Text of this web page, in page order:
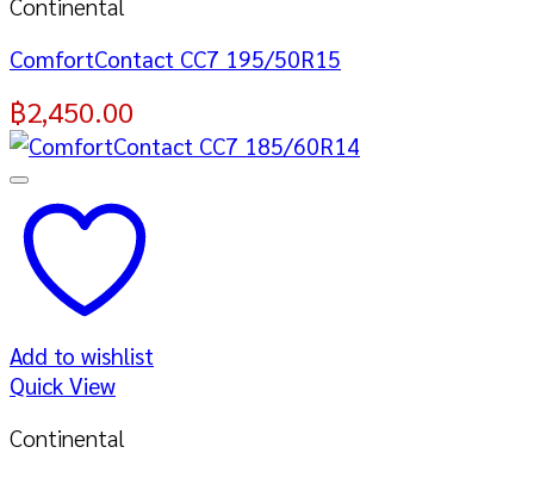
ComfortContact CC7 195/50R15
฿2,450.00
Add to wishlist
Quick View
Continental